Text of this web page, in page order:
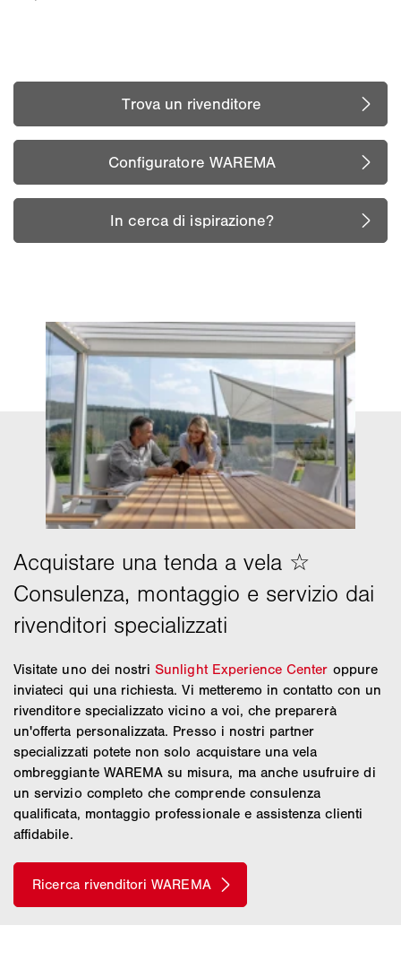
Visitate uno dei nostriSunlight Experience Center oppure
inviateci qui una richiesta. Vi metteremo in contatto con un
rivenditore specializzato vicino a voi, che preparerà
un'offerta personalizzata. Presso i nostri partner
specializzati potete non solo acquistare una vela
ombreggiante WAREMA su misura, ma anche usufruire di
un servizio completo che comprende consulenza
qualificata, montaggio professionale e assistenza clienti
affidabile.